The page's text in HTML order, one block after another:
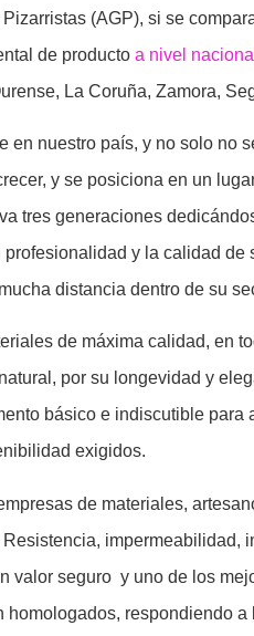
(AGP), si se
de producto a nivel
La Coruña, Zamora,
en nuestro país, y no solo
y se posiciona en un
tres generaciones
y la calidad
distancia dentro de su
de máxima calidad, en
por su longevidad y
básico e indiscutible
exigidos.
de materiales,
valor seguro y uno de los
respondiendo